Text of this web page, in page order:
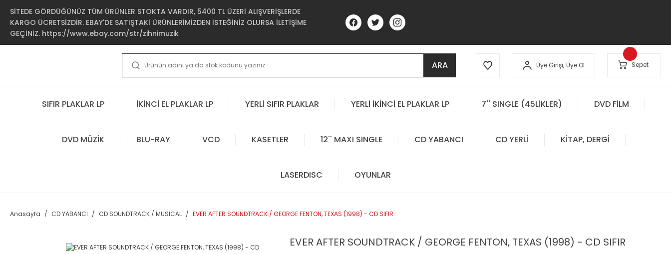
SİTEDE GÖRDÜĞÜNÜZ TÜM ÜRÜNLER STOKTA VARDIR, 5400 TL ÜZERİ ALIŞVERİŞLERDE
KARGO ÜCRETSİZDİR. EBAY'DE SATIŞTAKİ ÜRÜNLERİMİZDEN İSTEĞİNİZ OLURSA İLETİŞİME
GEÇİNİZ. https://www.ebay.com/str/zihnimuzik
ARA Üye Girişi, Üye Ol Sepet
SIFIR PLAKLAR LP İKİNCİ EL PLAKLAR LP YERLİ SIFIR PLAKLAR YERLİ İKİNCİ EL PLAKLAR LP 7'' SINGLE (45LİKLER) DVD FİLM
DVD MÜZİK BLU-RAY VCD KASETLER 12'' MAXI SINGLE CD YABANCI CD YERLİ KİTAP, DERGİ
LASERDISC OYUNLAR
Anasayfa CD YABANCI CD SOUNDTRACK / MUSICAL EVER AFTER SOUNDTRACK / GEORGE FENTON, TEXAS (1998) - CD SIFIR
EVER AFTER SOUNDTRACK / GEORGE FENTON, TEXAS (1998) - CD SIFIR